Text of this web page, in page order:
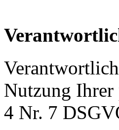
Nutzung Ihrer
4 Nr. 7